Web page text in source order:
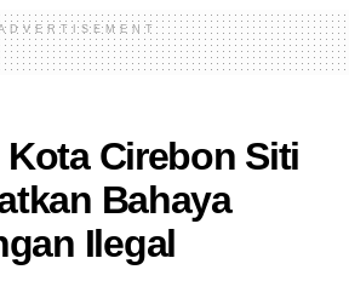
Kota Cirebon Siti
Bahaya
Ilegal